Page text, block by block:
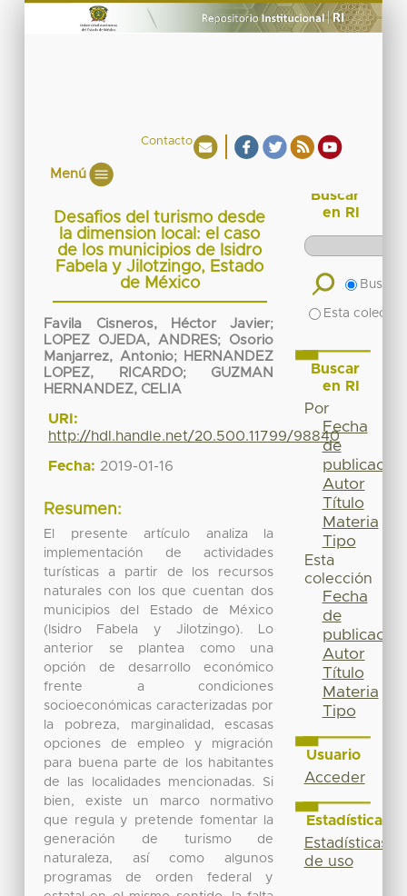
Contacto
Menú
Desafios del turismo desde
la dimension local: el caso
de los municipios de Isidro
Fabela y Jilotzingo, Estado
de México
Favila Cisneros, Héctor Javier;
LOPEZ OJEDA, ANDRES; Osorio
Manjarrez, Antonio;
HERNANDEZ
LOPEZ, RICARDO; GUZMAN
HERNANDEZ, CELIA
URI:
http://hdl.handle.net/20.500.11799/98840
Fecha: 2019-01-16
Resumen:
El presente artículo analiza la
implementación de actividades
turísticas a partir de los recursos
naturales con los que cuentan dos
municipios del Estado de México
(Isidro Fabela y Jilotzingo). Lo
anterior se plantea como una
opción de desarrollo económico
frente a condiciones
socioeconómicas caracterizadas por
la pobreza, marginalidad, escasas
opciones de empleo y migración
para buena parte de los habitantes
de las localidades mencionadas. Si
bien, existe un marco normativo
que regula y pretende fomentar la
generación de turismo de
naturaleza, así como algunos
programas de orden federal y
Buscar
en RI
Buscar
Esta
Buscar
en RI
Por
Fecha
de
publicación
Autor
Título
Materia
Tipo
Esta
colección
Fecha
de
publicación
Autor
Título
Materia
Tipo
Usuario
Acceder
Estadísticas
Estadísticas
de uso